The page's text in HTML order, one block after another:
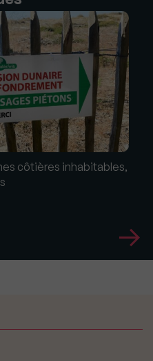
côtières inhabitables,